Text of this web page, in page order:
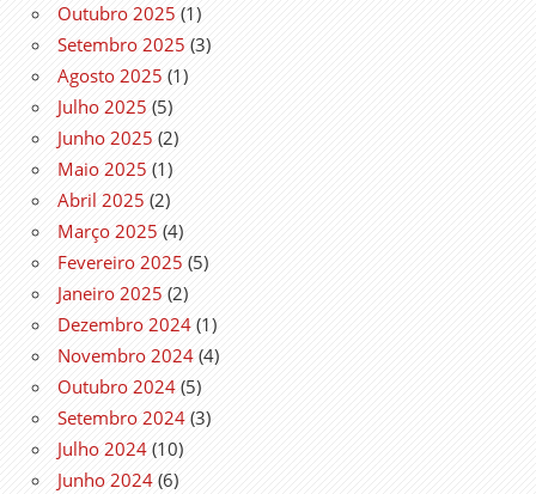
Outubro 2025 (1)
Setembro 2025 (3)
Agosto 2025 (1)
Julho 2025 (5)
Junho 2025 (2)
Maio 2025 (1)
Abril 2025 (2)
Março 2025 (4)
Fevereiro 2025 (5)
Janeiro 2025 (2)
Dezembro 2024 (1)
Novembro 2024 (4)
Outubro 2024 (5)
Setembro 2024 (3)
Julho 2024 (10)
Junho 2024 (6)